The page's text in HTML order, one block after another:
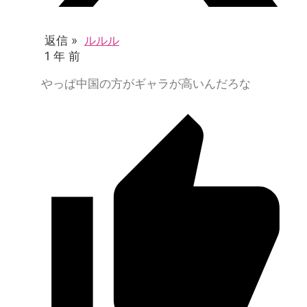
返信 » ルルル
1 年 前
やっぱ中国の方がギャラが高いんだろな